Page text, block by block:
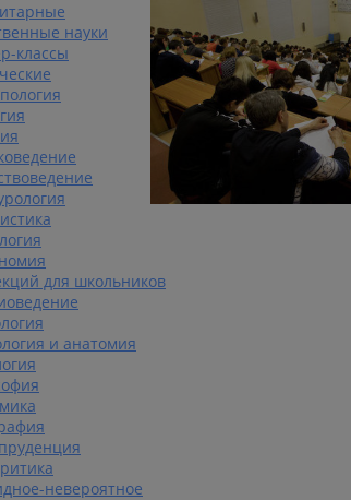
науки
классы
для школьников
и анатомия
невероятное